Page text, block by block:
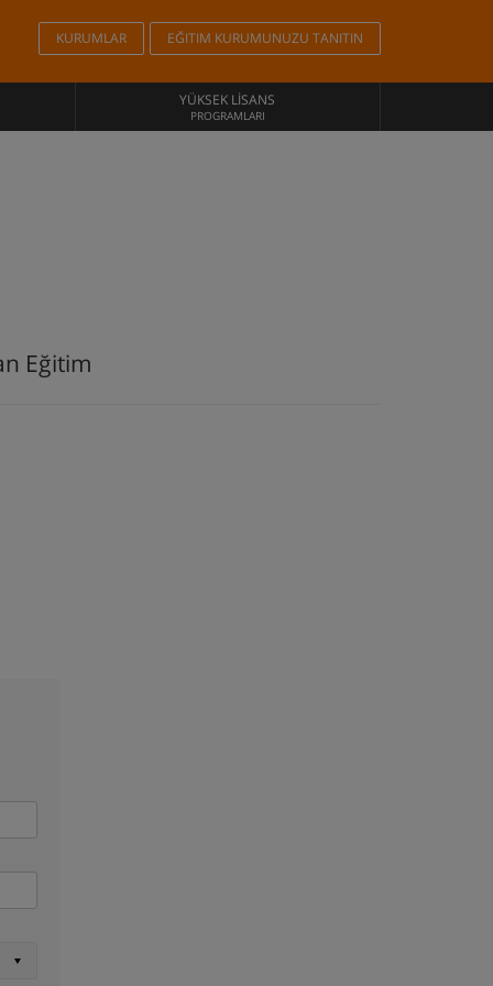
KURUMLAR EĞITIM KURUMUNUZU TANITIN
YÜKSEK LISANS
PROGRAMLARI
Eğitim